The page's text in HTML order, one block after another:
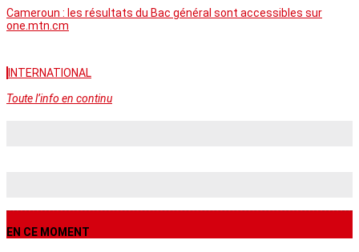
Cameroun : les résultats du Bac général sont accessibles sur
one.mtn.cm
INTERNATIONAL
Toute l’info en continu
EN CE MOMENT